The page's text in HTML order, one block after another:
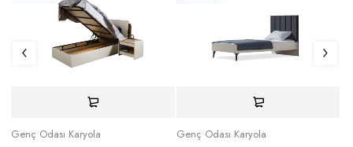
Genç Odası Karyola Genç Odası Karyola